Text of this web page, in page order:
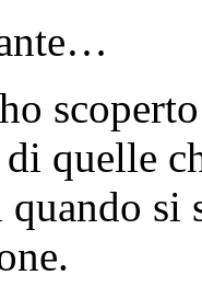
ho
quelle